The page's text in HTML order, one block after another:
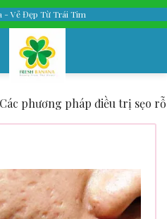
- Vẻ Đẹp Từ Trái Tim
Các phương pháp điều trị sẹo rỗ
điều trị sẹo rỗ